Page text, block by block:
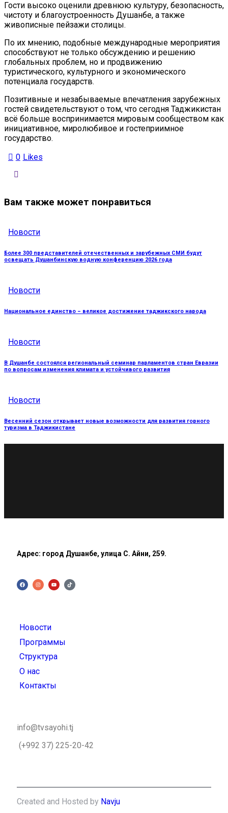
Гости высоко оценили древнюю культуру, безопасность,
чистоту и благоустроенность Душанбе, а также
живописные пейзажи столицы.
По их мнению, подобные международные мероприятия
способствуют не только обсуждению и решению
глобальных проблем, но и продвижению
туристического, культурного и экономического
потенциала государств.
Позитивные и незабываемые впечатления зарубежных
гостей свидетельствуют о том, что сегодня Таджикистан
всё больше воспринимается мировым сообществом как
инициативное, миролюбивое и гостеприимное
государство.
0 Likes
Вам также может понравиться
Новости
Более 300 представителей отечественных и зарубежных СМИ будут
освещать Душанбинскую водную конференцию 2026 года
Новости
Национальное единство – великое достижение таджикского народа
Новости
В Душанбе состоялся региональный семинар парламентов стран Евразии
по вопросам изменения климата и устойчивого развития
Новости
Весенний сезон открывает новые возможности для развития горного
туризма в Таджикистане
Адрес: город Душанбе, улица С. Айни, 259.
Новости
Программы
Структура
О нас
Контакты
info@tvsayohi.tj
(+992 37) 225-20-42
Created and Hosted by Navju